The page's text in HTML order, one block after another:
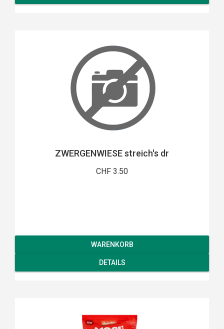
ZWERGENWIESE streich's dr
CHF 3.50
WARENKORB
DETAILS